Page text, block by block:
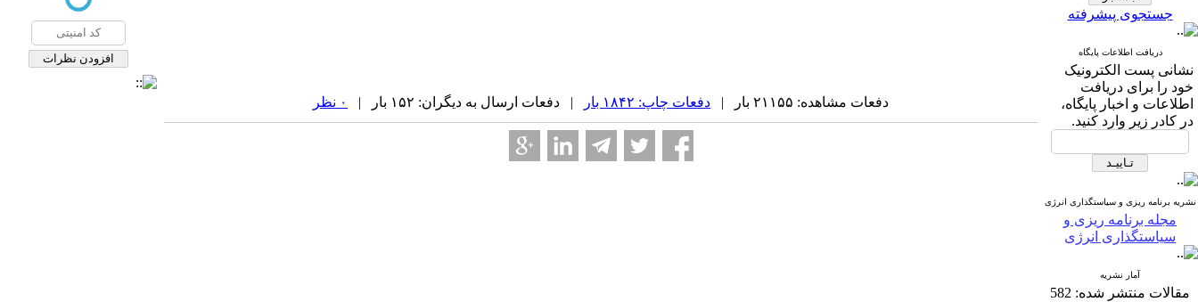
جستجوی پیشرفته
دریافت اطلاعات پایگاه
نشانی پست الکترونیک
خود را برای دریافت
اطلاعات و اخبار پایگاه،
در کادر زیر وارد کنید.
نشریه برنامه ریزی و سیاستگذاری انرژی
مجله برنامه ریزی و
سیاستگذاری انرژی
آمار نشریه
مقالات منتشر شده: 582
دفعات مشاهده: ۲۱۱۵۵ بار | دفعات چاپ: ۱۸۴۲ بار | دفعات ارسال به دیگران: ۱۵۲ بار | ۰ نظر